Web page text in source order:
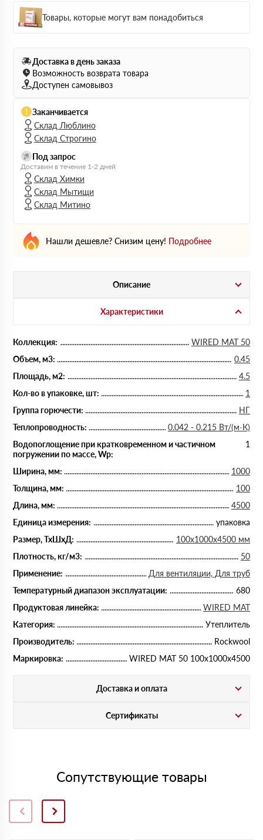
Товары, которые могут вам понадобиться
Доставка в день заказа
Возможность возврата товара
Доступен самовывоз
Заканчивается
Склад Люблино
Склад Строгино
Под запрос
Доставим в течение 1-2 дней
Склад Химки
Склад Мытищи
Склад Митино
Нашли дешевле? Снизим цену! Подробнее
Описание
Характеристики
Коллекция:
WIRED MAT 50
Объем, м3:
0.45
Площадь, м2:
4.5
Кол-во в упаковке, шт:
1
Группа горючести:
НГ
Теплопроводность:
0.042 - 0.215 Вт/(м·К)
Водопоглощение при кратковременном и частичном
погружении по массе, Wp:
1
Ширина, мм:
1000
Толщина, мм:
100
Длина, мм:
4500
Единица измерения:
упаковка
Размер, ТхШхД:
100х1000х4500 мм
Плотность, кг/м3:
50
Применение:
Для вентиляции, Для труб
Температурный диапазон эксплуатации:
680
Продуктовая линейка:
WIRED MAT
Категория:
Утеплитель
Производитель:
Rockwool
Маркировка:
WIRED MAT 50 100х1000х4500
Доставка и оплата
Сертификаты
Сопутствующие товары